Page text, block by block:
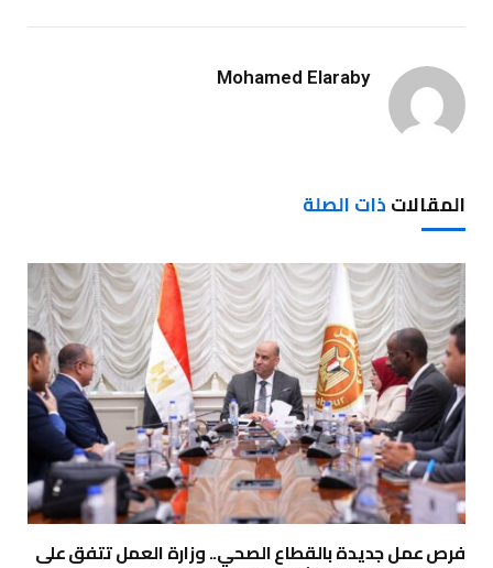
Mohamed Elaraby
المقالاتذات الصلة
فرص عمل جديدة بالقطاع الصحي.. وزارة العمل تتفق على